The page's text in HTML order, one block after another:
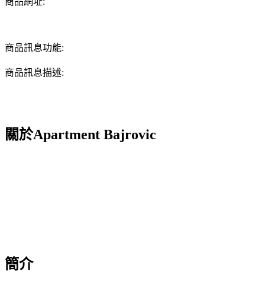
商品訊息功能:
商品訊息描述:
關於Apartment Bajrovic
簡介